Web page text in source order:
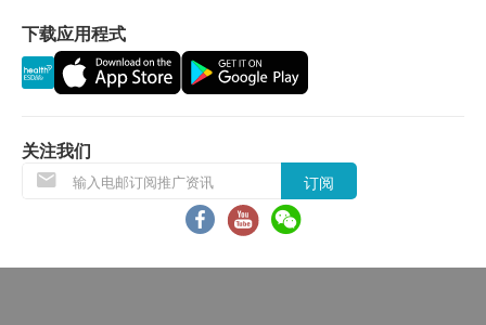
下载应用程式
关注我们
订阅